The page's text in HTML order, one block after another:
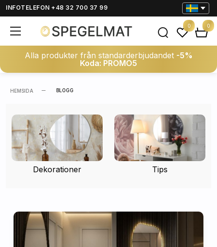
INFOTELEFON +48 32 700 37 99
Alla produkter från standarderbjudandet -5%
Koda: PROMO5
0 0
HEMSIDA BLOGG
Dekorationer Tips